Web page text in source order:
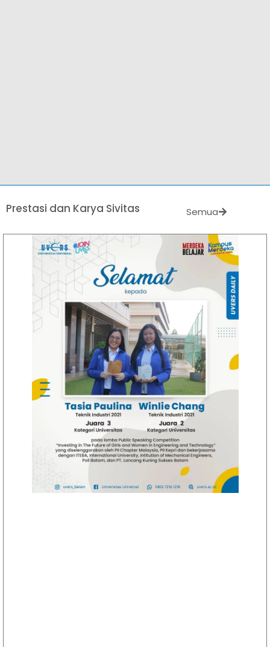
Prestasi dan Karya Sivitas Semua